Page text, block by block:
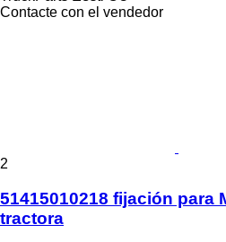
Contacte con el vendedor
2
51415010218 fijación para
tractora